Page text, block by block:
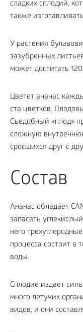
сладких сплодий,
также
У растения
зазубренных
может достигать
Цветет ананас
ста цветков.
Съедобный «плод»
сложную
сросшихся друг с
Состав
Ананас обладает
запасать
него
процесса состоит в
воды.
Сплодие издает
много летучих
видов, и они